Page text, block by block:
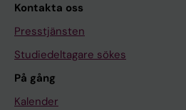
Kontakta oss
Presstjänsten
Studiedeltagare sökes
På gång
Kalender